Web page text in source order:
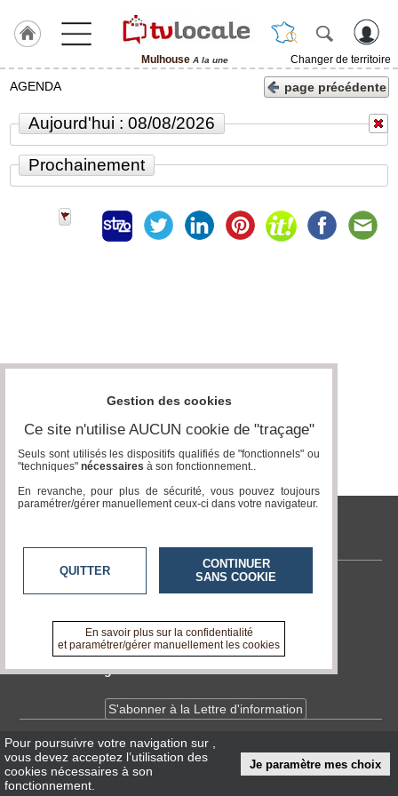
Mulhouse A la une
Changer de territoire
J'adhère
ACCUEIL
Mulhouse
Gazette
Médias
groupe
Blogs
Prémium
annuaire
Accès
AGENDA page précédente
Aujourd'hui : 08/08/2026
Prochainement
tvlocale.fr
Contactez-nous
A propos de tvlocale.fr
Devenir délégué
S'abonner à la Lettre d'information
InfosCNIL/RGPD
Conditions Générales d'Utilisation
Pour poursuivre votre navigation sur
vous devez acceptez l’utilisation des
cookies nécessaires à son
fonctionnement.
Je paramètre mes choix
Gestion des cookies
Ce site n'utilise AUCUN cookie de "traçage"
Seuls sont utilisés les dispositifs qualifiés de "fonctionnels" ou
"techniques" nécessaires à son fonctionnement..
En revanche, pour plus de sécurité, vous pouvez toujours
paramétrer/gérer manuellement ceux-ci dans votre navigateur.
QUITTER
CONTINUER
SANS COOKIE
En savoir plus sur la confidentialité
et paramétrer/gérer manuellement les cookies